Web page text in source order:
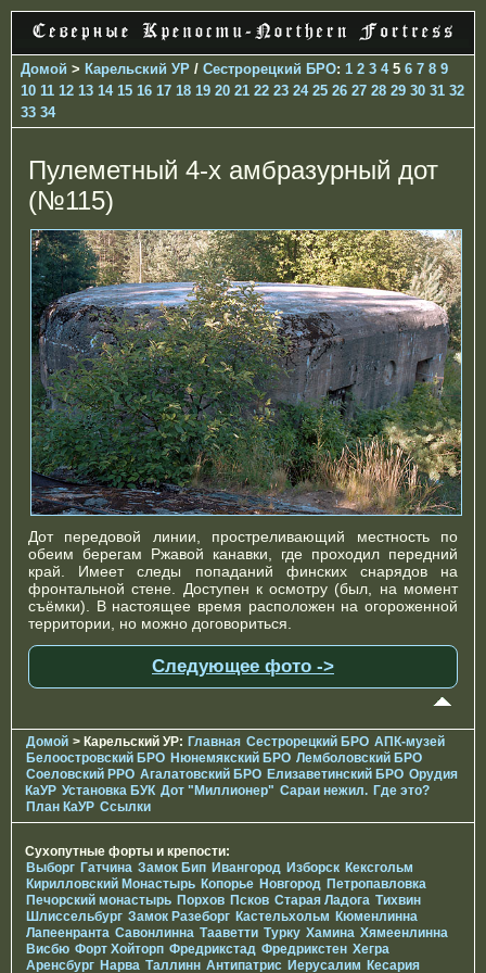
Домой > Карельский УР / Сестрорецкий БРО: 1 2 3 45 6 7 8 9
10 11 12 13 14 15 16 17 18 19 20 21 22 23 24 25 26 27 28 29 30 31 32
33 34
Пулеметный 4-х амбразурный дот
(№115)
Дот передовой линии, простреливающий местность по
обеим берегам Ржавой канавки, где проходил передний
край. Имеет следы попаданий финских снарядов на
фронтальной стене. Доступен к осмотру (был, на момент
съёмки). В настоящее время расположен на огороженной
территории, но можно договориться.
Следующее фото ->
Домой > Карельский УР: Главная Сестрорецкий БРО АПК-музей
Белоостровский БРО Нюнемякский БРО Лемболовский БРО
Соеловский РРО Агалатовский БРО Елизаветинcкий БРО Орудия
КаУР Установка БУК Дот "Миллионер" Сараи нежил. Где это?
План КаУР Ссылки
Сухопутные форты и крепости:
Выборг Гатчина Замок Бип Ивангород Изборск Кексгольм
Кирилловский Монастырь Копорье Новгород Петропавловка
Печорcкий монастырь Порхов Псков Старая Ладога Тихвин
Шлиссельбург Замок Разеборг Кастельхольм Кюменлинна
Лапеенранта Савонлинна Тааветти Турку Хамина Хямеенлинна
Висбю Форт Хойторп Фредрикстад Фредрикстен Хегра
Аренсбург Нарва Таллинн Антипатрис Иерусалим Кесария